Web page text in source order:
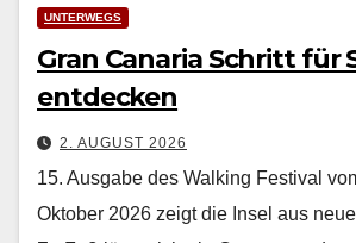
UNTERWEGS
Gran Canaria Schritt für
entdecken
2. AUGUST 2026
15. Ausgabe des Walking Festival
Oktober 2026 zeigt die Insel aus